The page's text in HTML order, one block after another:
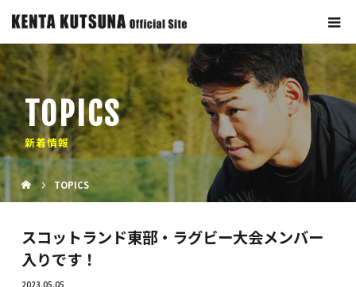
TOPICS
新着情報
TOPICS
スコットランド東部・ラグビー大会メンバー
入りです！
2023.05.05